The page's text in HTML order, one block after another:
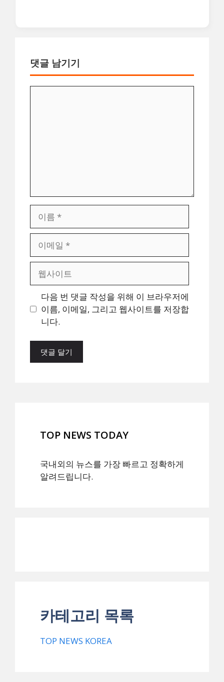
댓글 남기기
일
트
다음 번 댓글 작성을 위해 이 브라우저에
이름, 이메일, 그리고 웹사이트를 저장합
니다.
TOP NEWS TODAY
국내외의 뉴스를 가장 빠르고 정확하게
알려드립니다.
카테고리 목록
TOP NEWS KOREA